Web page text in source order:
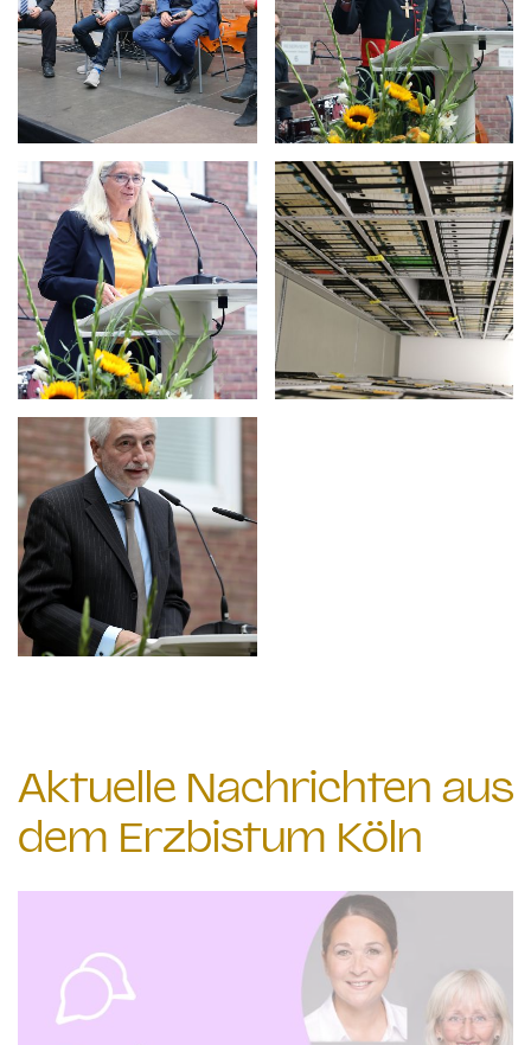
Aktuelle Nachrichten aus
dem Erzbistum Köln